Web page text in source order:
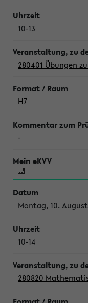
10-13
280401 Übungen
H7
-
Montag, 10.
10-14
280820